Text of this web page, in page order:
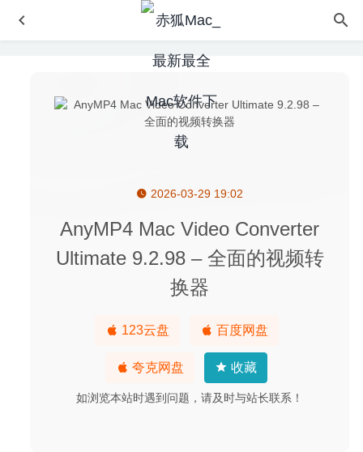
2026-03-29 19:02
AnyMP4 Mac Video Converter
Ultimate 9.2.98 – 全面的视频转
换器
123云盘 百度网盘
夸克网盘 收藏
如浏览本站时遇到问题，请及时与站长联系！
Downie 4.0.14 中文版-视频网站视频下载工具
Bigasoft Total Video Converter 5.8.1.9133 – 专业且易用的
全能视频格式转换器
Easy Duplicate Photo Finder 1.8 – 重复照片搜索删除工具
Visual Studio Code 1.46.0 中文版-微软轻量开源全能代码